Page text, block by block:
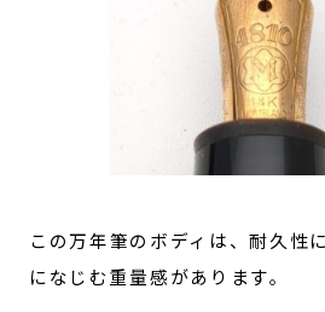
この万年筆のボディは、耐久性
になじむ重量感があります。